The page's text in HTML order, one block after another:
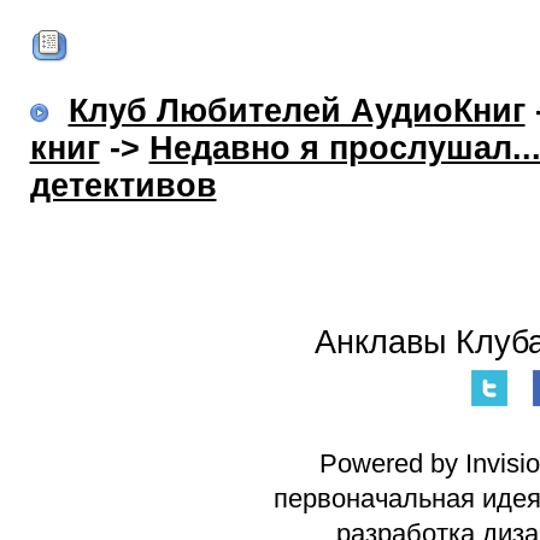
Клуб Любителей АудиоКниг
книг-> Недавно я прослушал...
детективов
Анклавы
Powered by
первоначальная
разработка